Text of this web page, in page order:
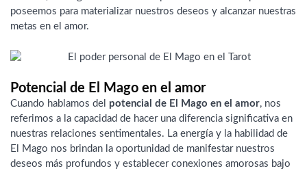
poseemos para materializar nuestros deseos y alcanzar nuestras
metas en el amor.
Potencial de El Mago en el amor
Cuando hablamos del potencial de El Mago en el amor, nos
referimos a la capacidad de hacer una diferencia significativa en
nuestras relaciones sentimentales. La energía y la habilidad de
El Mago nos brindan la oportunidad de manifestar nuestros
deseos más profundos y establecer conexiones amorosas bajo